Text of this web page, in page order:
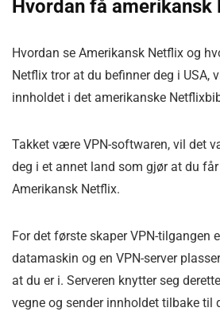
Hvordan få amerikansk
Hvordan se Amerikansk Netflix og
Netflix tror at du befinner deg i USA,
innholdet i det amerikanske
Takket være VPN-softwaren, vil det
deg i et annet land som gjør at du
Amerikansk Netflix.
For det første skaper VPN-tilgangen
datamaskin og en VPN-server
at du er i. Serveren knytter seg
vegne og sender innholdet tilbake til